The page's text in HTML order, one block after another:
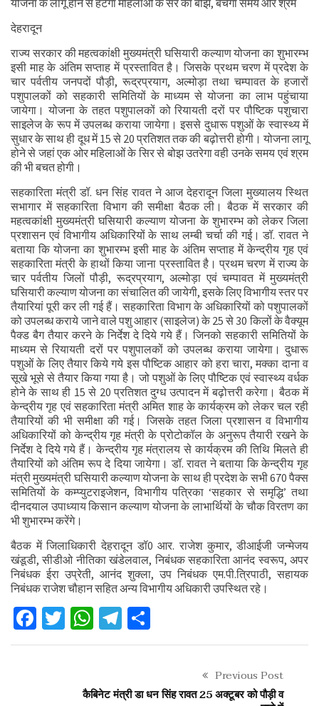
योजना के लागू होने से हटेगा महिलाओं के सर का बोझ, बचेगा समय और श्रम
देहरादून
राज्य सरकार की महत्वकांक्षी मुख्यमंत्री घसियारी कल्याण योजना का शुभारम्भ
इसी माह के अंतिम सप्ताह में प्रस्तावित है। जिसके प्रथम चरण में प्रदेश के
चार पर्वतीय जनपदों पौड़ी, रूद्रप्रयाग, अल्मोड़ा तथा चम्पावत के हजारों
पशुपालकों को सहकारी समितियों के माध्यम से योजना का लाभ पहुंचाया
जायेगा। योजना के तहत पशुपालकों को रियायती दरों पर पौष्टिक पशुचारा
साइलेज के रूप में उपलब्ध कराया जायेगा। इससे दुधारू पशुओं के स्वास्थ्य में
सुधार के साथ ही दूध में 15 से 20 प्रतिशत तक की बढ़ोत्तरी होगी। योजना लागू
होने से जहां एक ओर महिलाओं के सिर से बोझ उतरेगा वही उनके समय एवं श्रम
की भी बचत होगी।
सहकारिता मंत्री डॉ. धन सिंह रावत ने आज देहरादून जिला मुख्यालय स्थित
सभागार में सहकारिता विभाग की समीक्षा बैठक ली। बैठक में सरकार की
महत्वकांक्षी मुख्यमंत्री घसियारी कल्याण योजना के शुभारम्भ को लेकर जिला
प्रशासन एवं विभागीय अधिकारियों के साथ लम्बी चर्चा की गई। डॉ. रावत ने
बताया कि योजना का शुभारम्भ इसी माह के अंतिम सप्ताह में केन्द्रीय गृह एवं
सहकारिता मंत्री के हाथों किया जाना प्रस्तावित है। प्रथम चरण में राज्य के
चार पर्वतीय जिलों पौड़ी, रूद्रप्रयाग, अल्मोड़ा एवं चम्पावत में मुख्यमंत्री
घसियारी कल्याण योजना का संचालित की जायेगी, इसके लिए विभागीय स्तर पर
तैयारियां पूरी कर ली गई हैं। सहकारिता विभाग के अधिकारियों को पशुपालकों
को उपलब्ध कराये जाने वाले पशु आहार (साइलेज) के 25 से 30 किलों के वैक्यूम
पैक्ड बैग तैयार करने के निर्देश दे दिये गये हैं। जिनको सहकारी समितियों के
माध्यम से रियायती दरों पर पशुपालकों को उपलब्ध कराया जायेगा। दुधारू
पशुओं के लिए तैयार किये गये इस पौष्टिक आहार को हरा चारा, मक्का दाना व
सूखे भूसे से तैयार किया गया है। जो पशुओं के लिए पौष्टिक एवं स्वास्थ्य वर्धक
होने के साथ ही 15 से 20 प्रतिशत दुग्ध उत्पादन में बढ़ोत्तरी करेगा। बैठक में
केन्द्रीय गृह एवं सहकारिता मंत्री अमित शाह के कार्यक्रम को लेकर चल रही
तैयारियों की भी समीक्षा की गई। जिसके तहत जिला प्रशासन व विभागीय
अधिकारियों को केन्द्रीय गृह मंत्री के प्रोटोकॉल के अनुरूप तैयारी रखने के
निर्देश दे दिये गये हैं। केन्द्रीय गृह मंत्रालय से कार्यक्रम की तिथि मिलते ही
तैयारियों को अंतिम रूप दे दिया जायेगा। डॉ. रावत ने बताया कि केन्द्रीय गृह
मंत्री मुख्यमंत्री घसियारी कल्याण योजना के साथ ही प्रदेश के सभी 670 पैक्स
समितियों के कम्प्युटराइजेशन, विभागीय पत्रिका ‘सहकार से समृद्धि’ तथा
दीनदयाल उपाध्याय किसान कल्याण योजना के लाभार्थियों के चौक विरतण का
भी शुभारम्भ करेंगे।
बैठक में जिलाधिकारी देहरादून डॉ0 आर. राजेश कुमार, डीआईजी जन्मेजय
खंडूडी, सीडीओ नीतिका खंडेलवाल, निबंधक सहकारिता आनंद स्वरूप, अपर
निबंधक ईरा उप्रेती, आनंद शुक्ला, उप निबंधक एम.पी.त्रिपाठी, सहायक
निबंधक राजेश चौहान सहित अन्य विभागीय अधिकारी उपस्थित रहे।
Facebook
Twitter
WhatsApp
Telegram
Previous Post
कैबिनेट मंत्री डा धन सिंह रावत 25 अक्टूबर को पौड़ी व